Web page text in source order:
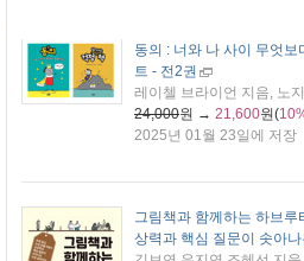
동의 : 너와 나 사이 무엇보
트 - 전2권
레이첼 브라이언 지음, 노
24,000원 → 21,600원(
2025년 01월 23일에 저장
그림책과 함께하는 하브루
상력과 핵심 질문이 솟아나